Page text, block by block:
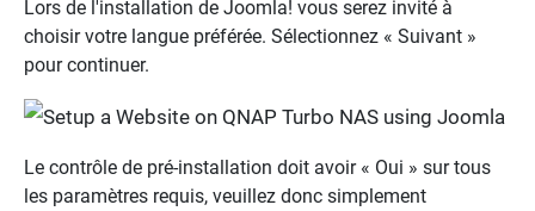
Lors de l'installation de Joomla! vous serez invité à
choisir votre langue préférée. Sélectionnez « Suivant »
pour continuer.
Le contrôle de pré-installation doit avoir « Oui » sur tous
les paramètres requis, veuillez donc simplement